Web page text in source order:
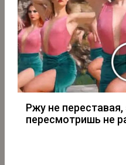
Ржу не
пересмотришь не